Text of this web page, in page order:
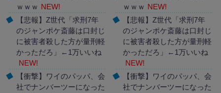
ｗｗｗ NEW!
【悲報】Z世代「求刑7年
のジャンポケ斎藤は口封じ
に被害者殺した方が量刑軽
かっただろ」←1万いいね
NEW!
【衝撃】ワイのパッパ、会
社でナンバーツーになった
ｗｗｗ NEW!
【悲報】Z世代「求刑7年
のジャンポケ斎藤は口封じ
に被害者殺した方が量刑軽
かっただろ」←1万いいね
NEW!
【衝撃】ワイのパッパ、会
社でナンバーツーになった